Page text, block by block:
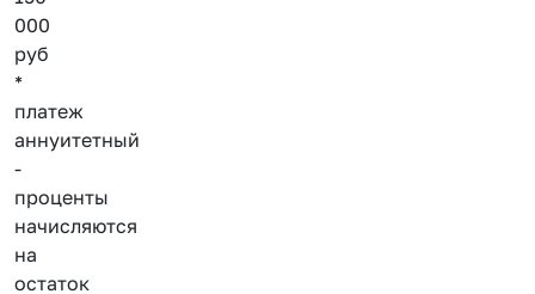
000
руб
*
платеж
аннуитетный
-
проценты
начисляются
на
остаток